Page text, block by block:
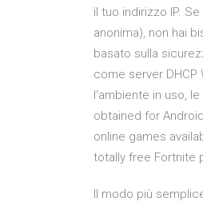
il tuo indirizzo IP.
anonima), non hai
basato sulla
come server DHCP
l'ambiente in uso,
obtained for
online games
totally free Fortnite
Il modo più